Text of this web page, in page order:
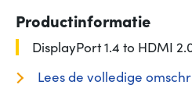
Productinformatie
DisplayPort 1.4 to HDMI
Lees de volledige